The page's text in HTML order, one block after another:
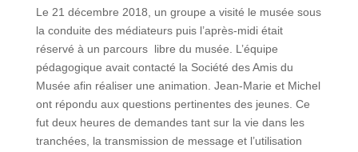
Le 21 décembre 2018, un groupe a visité le musée sous
la conduite des médiateurs puis l’après-midi était
réservé à un parcours libre du musée. L’équipe
pédagogique avait contacté la Société des Amis du
Musée afin réaliser une animation. Jean-Marie et Michel
ont répondu aux questions pertinentes des jeunes. Ce
fut deux heures de demandes tant sur la vie dans les
tranchées, la transmission de message et l’utilisation